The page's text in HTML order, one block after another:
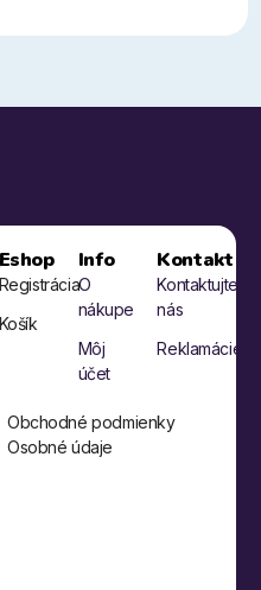
Registrácia
Košík
Info
O
nákupe
Môj
účet
Kontakt
Kontaktujte
nás
Reklamácie
Obchodné podmienky
Osobné údaje